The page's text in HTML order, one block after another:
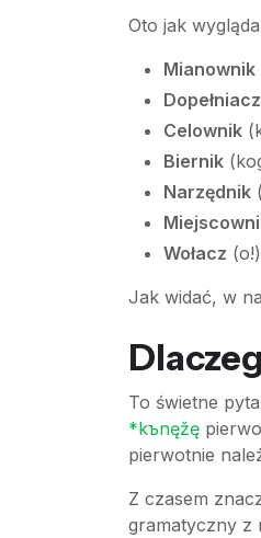
Oto jak
Mianownik
Dopełniacz
Celownik
Biernik
Narzędnik
Wołacz
Jak widać, w
To świetne
*kъnęžę
pierwotnie
Z czasem
gramatyczny z